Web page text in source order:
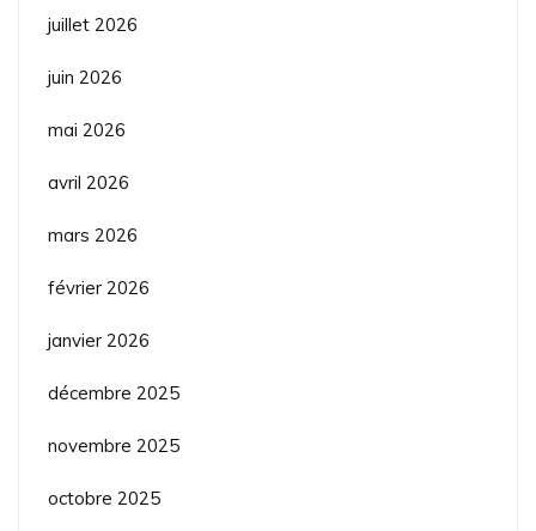
juillet 2026
juin 2026
mai 2026
avril 2026
mars 2026
février 2026
janvier 2026
décembre 2025
novembre 2025
octobre 2025